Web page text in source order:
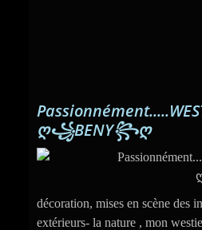
ღ꧁BENY꧂ღ
décoration, mises en scène des
extérieurs- la nature , mon